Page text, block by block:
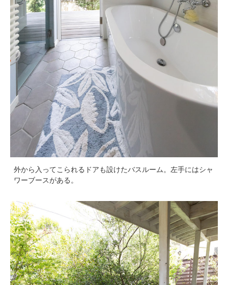
外から入ってこられるドアも設けたバスルーム。左手にはシャ
ワーブースがある。